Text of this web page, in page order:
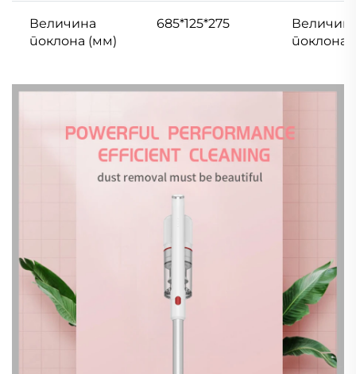
Величина
поклона (мм)
685*125*275
поклона